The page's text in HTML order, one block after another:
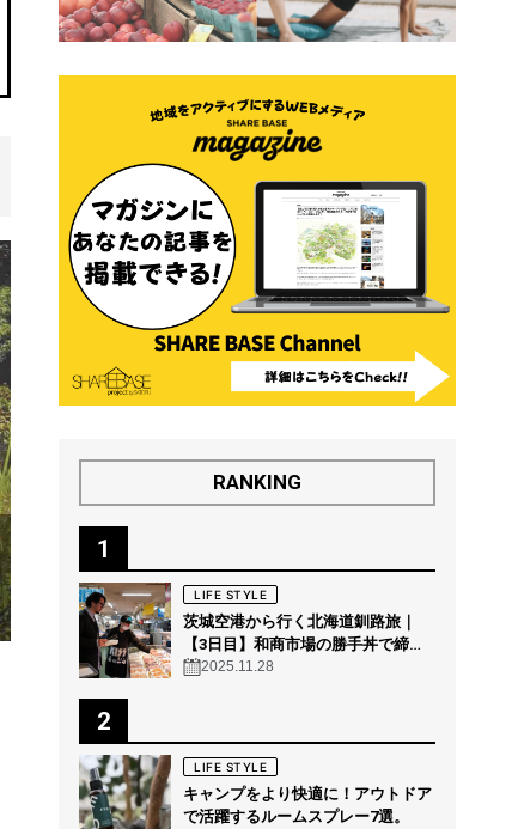
RANKING
1
LIFE STYLE
茨城空港から行く北海道釧路旅｜
【3日目】和商市場の勝手丼で締め
る“釧路の朝グルメ”
2025.11.28
2
LIFE STYLE
キャンプをより快適に！アウトドア
で活躍するルームスプレー7選。